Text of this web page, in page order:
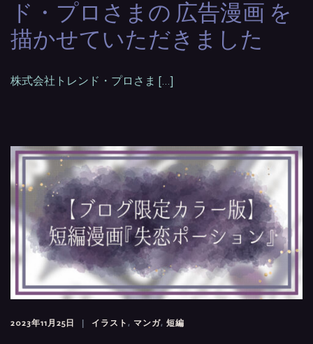
ド・プロさまの 広告漫画 を
描かせていただきました
株式会社トレンド・プロさま […]
2023年11月25日 イラスト , マンガ, 短編